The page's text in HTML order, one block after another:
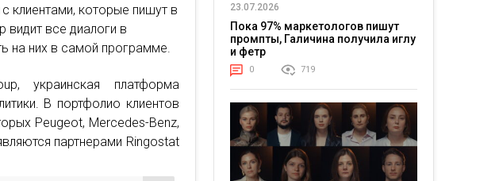
клиентами, которые пишут в
видит все диалоги в
на них в самой программе.
украинская платформа
В портфолио клиентов
Peugeot, Mercedes-Benz,
партнерами Ringostat
23.07.2026
Пока 97% маркетологов пишут
промпты, Галичина получила иглу
и фетр
0 719